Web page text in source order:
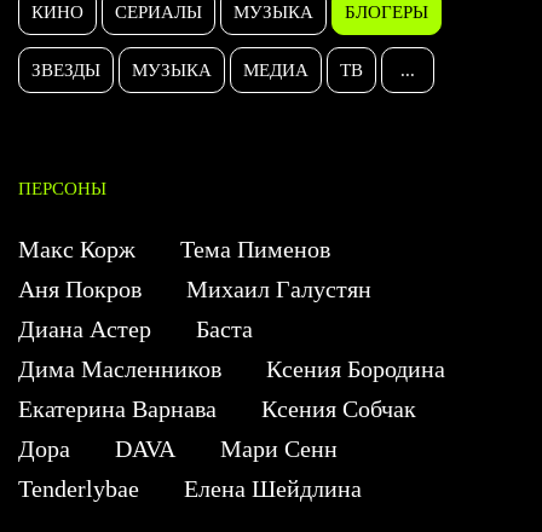
КИНО СЕРИАЛЫ МУЗЫКА БЛОГЕРЫ
ЗВЕЗДЫ МУЗЫКА МЕДИА ТВ ...
ПЕРСОНЫ
Макс Корж
Тема Пименов
Аня Покров
Михаил Галустян
Диана Астер
Баста
Дима Масленников
Ксения Бородина
Екатерина Варнава
Ксения Собчак
Дора
DAVA
Мари Сенн
Tenderlybae
Елена Шейдлина